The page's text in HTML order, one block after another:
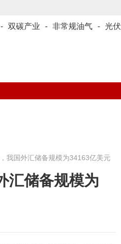
- 双碳产业 - 非常规油气 - 光伏
我国外汇储备规模为34163亿美元
汇储备规模为